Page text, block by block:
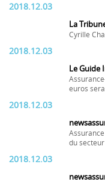
2018.12.03
La
Cyrille
2018.12.03
Le Guide
euros
2018.12.03
du secteur
2018.12.03